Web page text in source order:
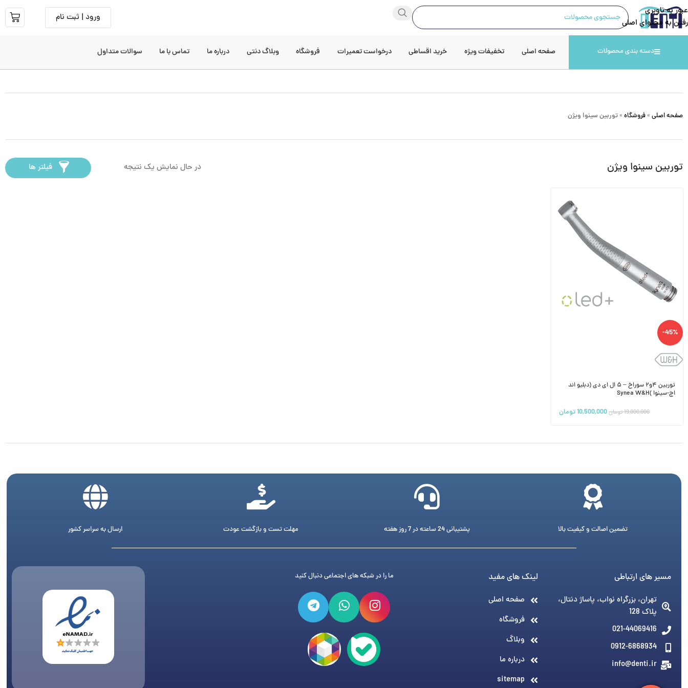
عبور به ناوبری
رفتن به محتوای اصلی
ورود | ثبت نام
دسته بندی محصولات صفحه اصلی تخفیفات ویژه خرید اقساطی درخواست تعمیرات فروشگاه وبلاگ دنتی درباره ما تماس با ما سوالات متداول
صفحه اصلی » فروشگاه » توربین سینوا ویژن
توربین سینوا ویژن در حال نمایش یک نتیجه فیلتر ها
-45%
توربین ۴و۲ سوراخ – ۵ ال ای دی (دبلیو اند
اچ-سینوا )Synea W&H
19,000,000تومان10,500,000تومان
تضمین اصالت و کیفیت بالا پشتیبانی 24 ساعته در 7 روز هفته مهلت تست و بازگشت عودت ارسال به سراسر کشور
مسیر های ارتباطی
تهران، بزرگراه نواب، پاساژ دنتال،
پلاک 128
021-44069416
0912-6868934
info@denti.ir
لینک های مفید
صفحه اصلی
فروشگاه
وبلاگ
درباره ما
sitemap
ما را در شبکه های اجتماعی دنبال کنید